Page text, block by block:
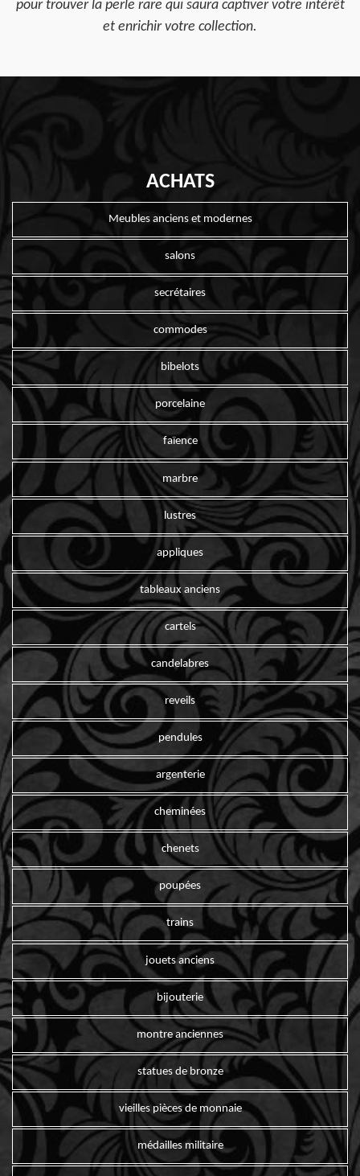
pour trouver la perle rare qui saura captiver votre intérêt
et enrichir votre collection.
ACHATS
Meubles anciens et modernes
salons
secrétaires
commodes
bibelots
porcelaine
faïence
marbre
lustres
appliques
tableaux anciens
cartels
candelabres
reveils
pendules
argenterie
cheminées
chenets
poupées
trains
jouets anciens
bijouterie
montre anciennes
statues de bronze
vieilles pièces de monnaie
médailles militaire